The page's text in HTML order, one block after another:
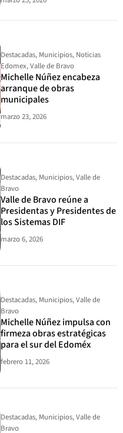
Destacadas, Municipios, Noticias
Edomex,Valle de Bravo
Michelle Núñez encabeza
arranque de obras
municipales
marzo 23, 2026
Destacadas, Municipios,Valle de
Bravo
Valle de Bravo reúne a
Presidentas y Presidentes de
los Sistemas DIF
marzo 6, 2026
Destacadas, Municipios,Valle de
Bravo
Michelle Núñez impulsa con
firmeza obras estratégicas
para el sur del Edoméx
febrero 11, 2026
Destacadas, Municipios,Valle de
Bravo